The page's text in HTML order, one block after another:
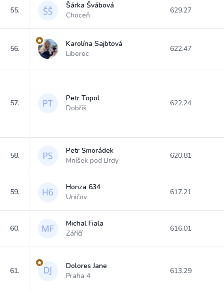
55.
Šárka Švábová
Choceň
629.27
56.
Karolína Sajbtová
Liberec
622.47
57.
Petr Topol
Dobříš
622.24
58.
Petr Smorádek
Mníšek pod Brdy
620.81
59.
Honza 634
Uničov
617.21
60.
Michal Fiala
Záříčí
616.01
61.
Dolores Jane
Praha 4
613.29